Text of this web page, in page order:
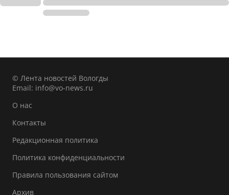
© Лента новостей Вологды
Email: info@vo-news.ru
О нас
Контакты
Редакционная политика
Политика конфиденциальности
Правила пользования сайтом
Архив